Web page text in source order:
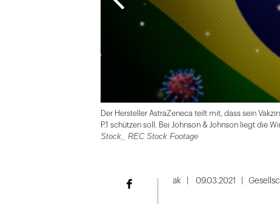
Der Hersteller AstraZeneca teilt mit, dass sein
P.1 schützen soll. Bei Johnson & Johnson liegt die
Stock_ REC Stock Footage
ak 09.03.2021